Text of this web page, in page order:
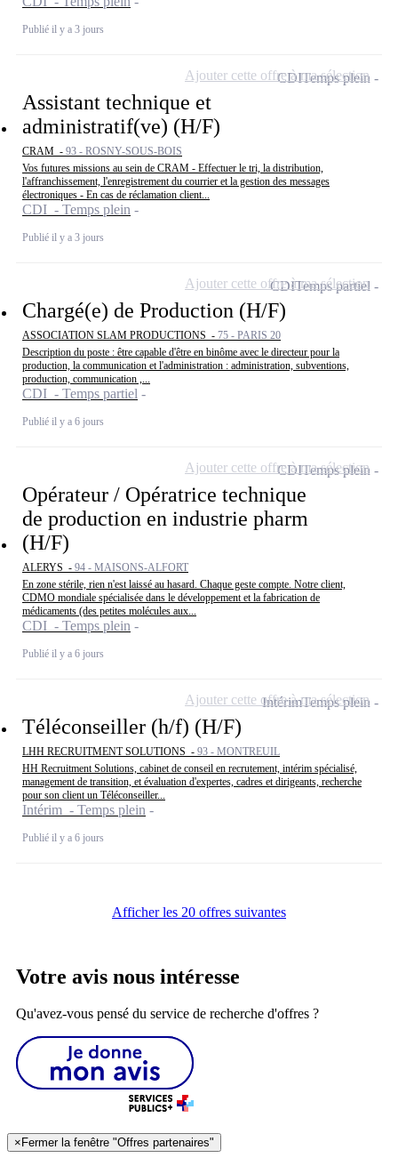
Publié il y a 3 jours
Assistant technique et
administratif(ve) (H/F)
CRAM - 93 - ROSNY-SOUS-BOIS
Vos futures missions au sein de CRAM - Effectuer le tri, la distribution,
l'affranchissement, l'enregistrement du courrier et la gestion des messages
électroniques - En cas de réclamation client...
CDI - Temps plein
Publié il y a 3 jours
CDITemps plein
Ajouter cette offre à ma sélection
Chargé(e) de Production (H/F)
ASSOCIATION SLAM PRODUCTIONS - 75 - PARIS 20
Description du poste : être capable d'être en binôme avec le directeur pour la
production, la communication et l'administration : administration, subventions,
production, communication ,...
CDI - Temps partiel
Publié il y a 6 jours
CDITemps partiel
Ajouter cette offre à ma sélection
Opérateur / Opératrice technique
de production en industrie pharm
(H/F)
ALERYS - 94 - MAISONS-ALFORT
En zone stérile, rien n'est laissé au hasard. Chaque geste compte. Notre client,
CDMO mondiale spécialisée dans le développement et la fabrication de
médicaments (des petites molécules aux...
CDI - Temps plein
Publié il y a 6 jours
CDITemps plein
Ajouter cette offre à ma sélection
Téléconseiller (h/f) (H/F)
LHH RECRUITMENT SOLUTIONS - 93 - MONTREUIL
HH Recruitment Solutions, cabinet de conseil en recrutement, intérim spécialisé,
management de transition, et évaluation d'expertes, cadres et dirigeants, recherche
pour son client un Téléconseiller...
Intérim - Temps plein
Publié il y a 6 jours
IntérimTemps plein
Ajouter cette offre à ma sélection
Afficher les 20 offres suivantes
Votre avis nous intéresse
Qu'avez-vous pensé du service de recherche d'offres ?
× Fermer la fenêtre "Offres partenaires"